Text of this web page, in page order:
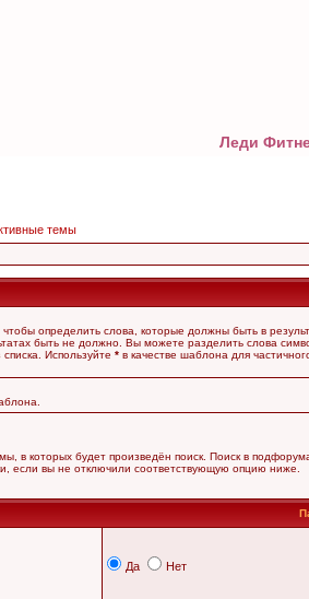
Леди
темы
, чтобы определить слова, которые должны быть в
быть не должно. Вы можете разделить слова
Используйте * в качестве шаблона для
в которых будет произведён поиск. Поиск в
если вы не отключили соответствующую опцию ниже.
Да Нет